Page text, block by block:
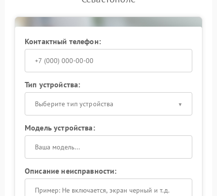
Контактный телефон:
Тип устройства:
Выберите тип устройства
Модель устройства:
Описание неисправности: